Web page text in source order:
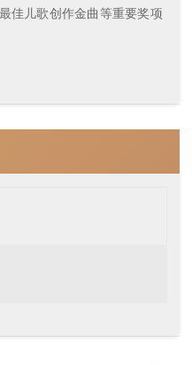
佳儿歌创作金曲等重要奖项